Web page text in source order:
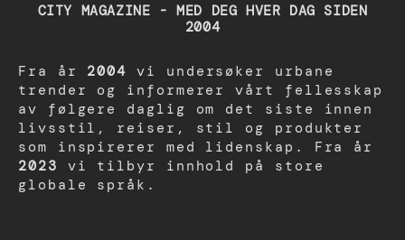
CITY MAGAZINE - MED DEG HVER DAG SIDEN
2004
Fra år 2004 vi undersøker urbane
trender og informerer vårt fellesskap
av følgere daglig om det siste innen
livsstil, reiser, stil og produkter
som inspirerer med lidenskap. Fra år
2023 vi tilbyr innhold på store
globale språk.